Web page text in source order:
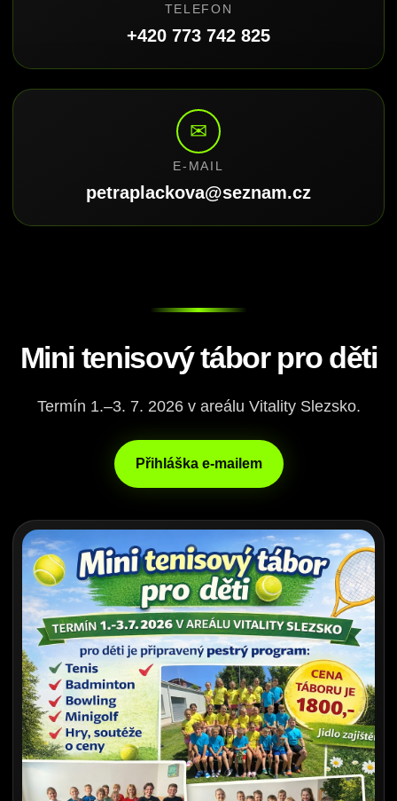
TELEFON
+420 773 742 825
✉
E-MAIL
petraplackova@seznam.cz
Mini tenisový tábor pro děti
Termín 1.–3. 7. 2026 v areálu Vitality Slezsko.
Přihláška e-mailem